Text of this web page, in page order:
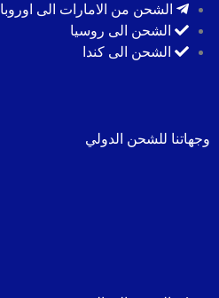
الشحن من الامارات الى اوروبا
الشحن الى روسيا
الشحن الى كندا
وجهاتنا للشحن الدولي